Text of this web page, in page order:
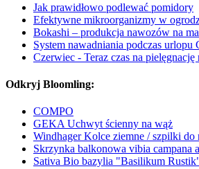
Jak prawidłowo podlewać pomidory
Efektywne mikroorganizmy w
Bokashi – produkcja nawozów na
System nawadniania podczas
Czerwiec - Teraz czas na pielęgnację
Odkryj Bloomling:
COMPO
GEKA Uchwyt ścienny na wąż
Windhager Kolce ziemne / szpilki do
Skrzynka balkonowa vibia campana
Sativa Bio bazylia "Basilikum